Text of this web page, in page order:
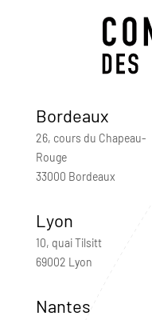
Bordeaux
26, cours du Chapeau-
Rouge
33000 Bordeaux
Lyon
10, quai Tilsitt
69002 Lyon
Nantes